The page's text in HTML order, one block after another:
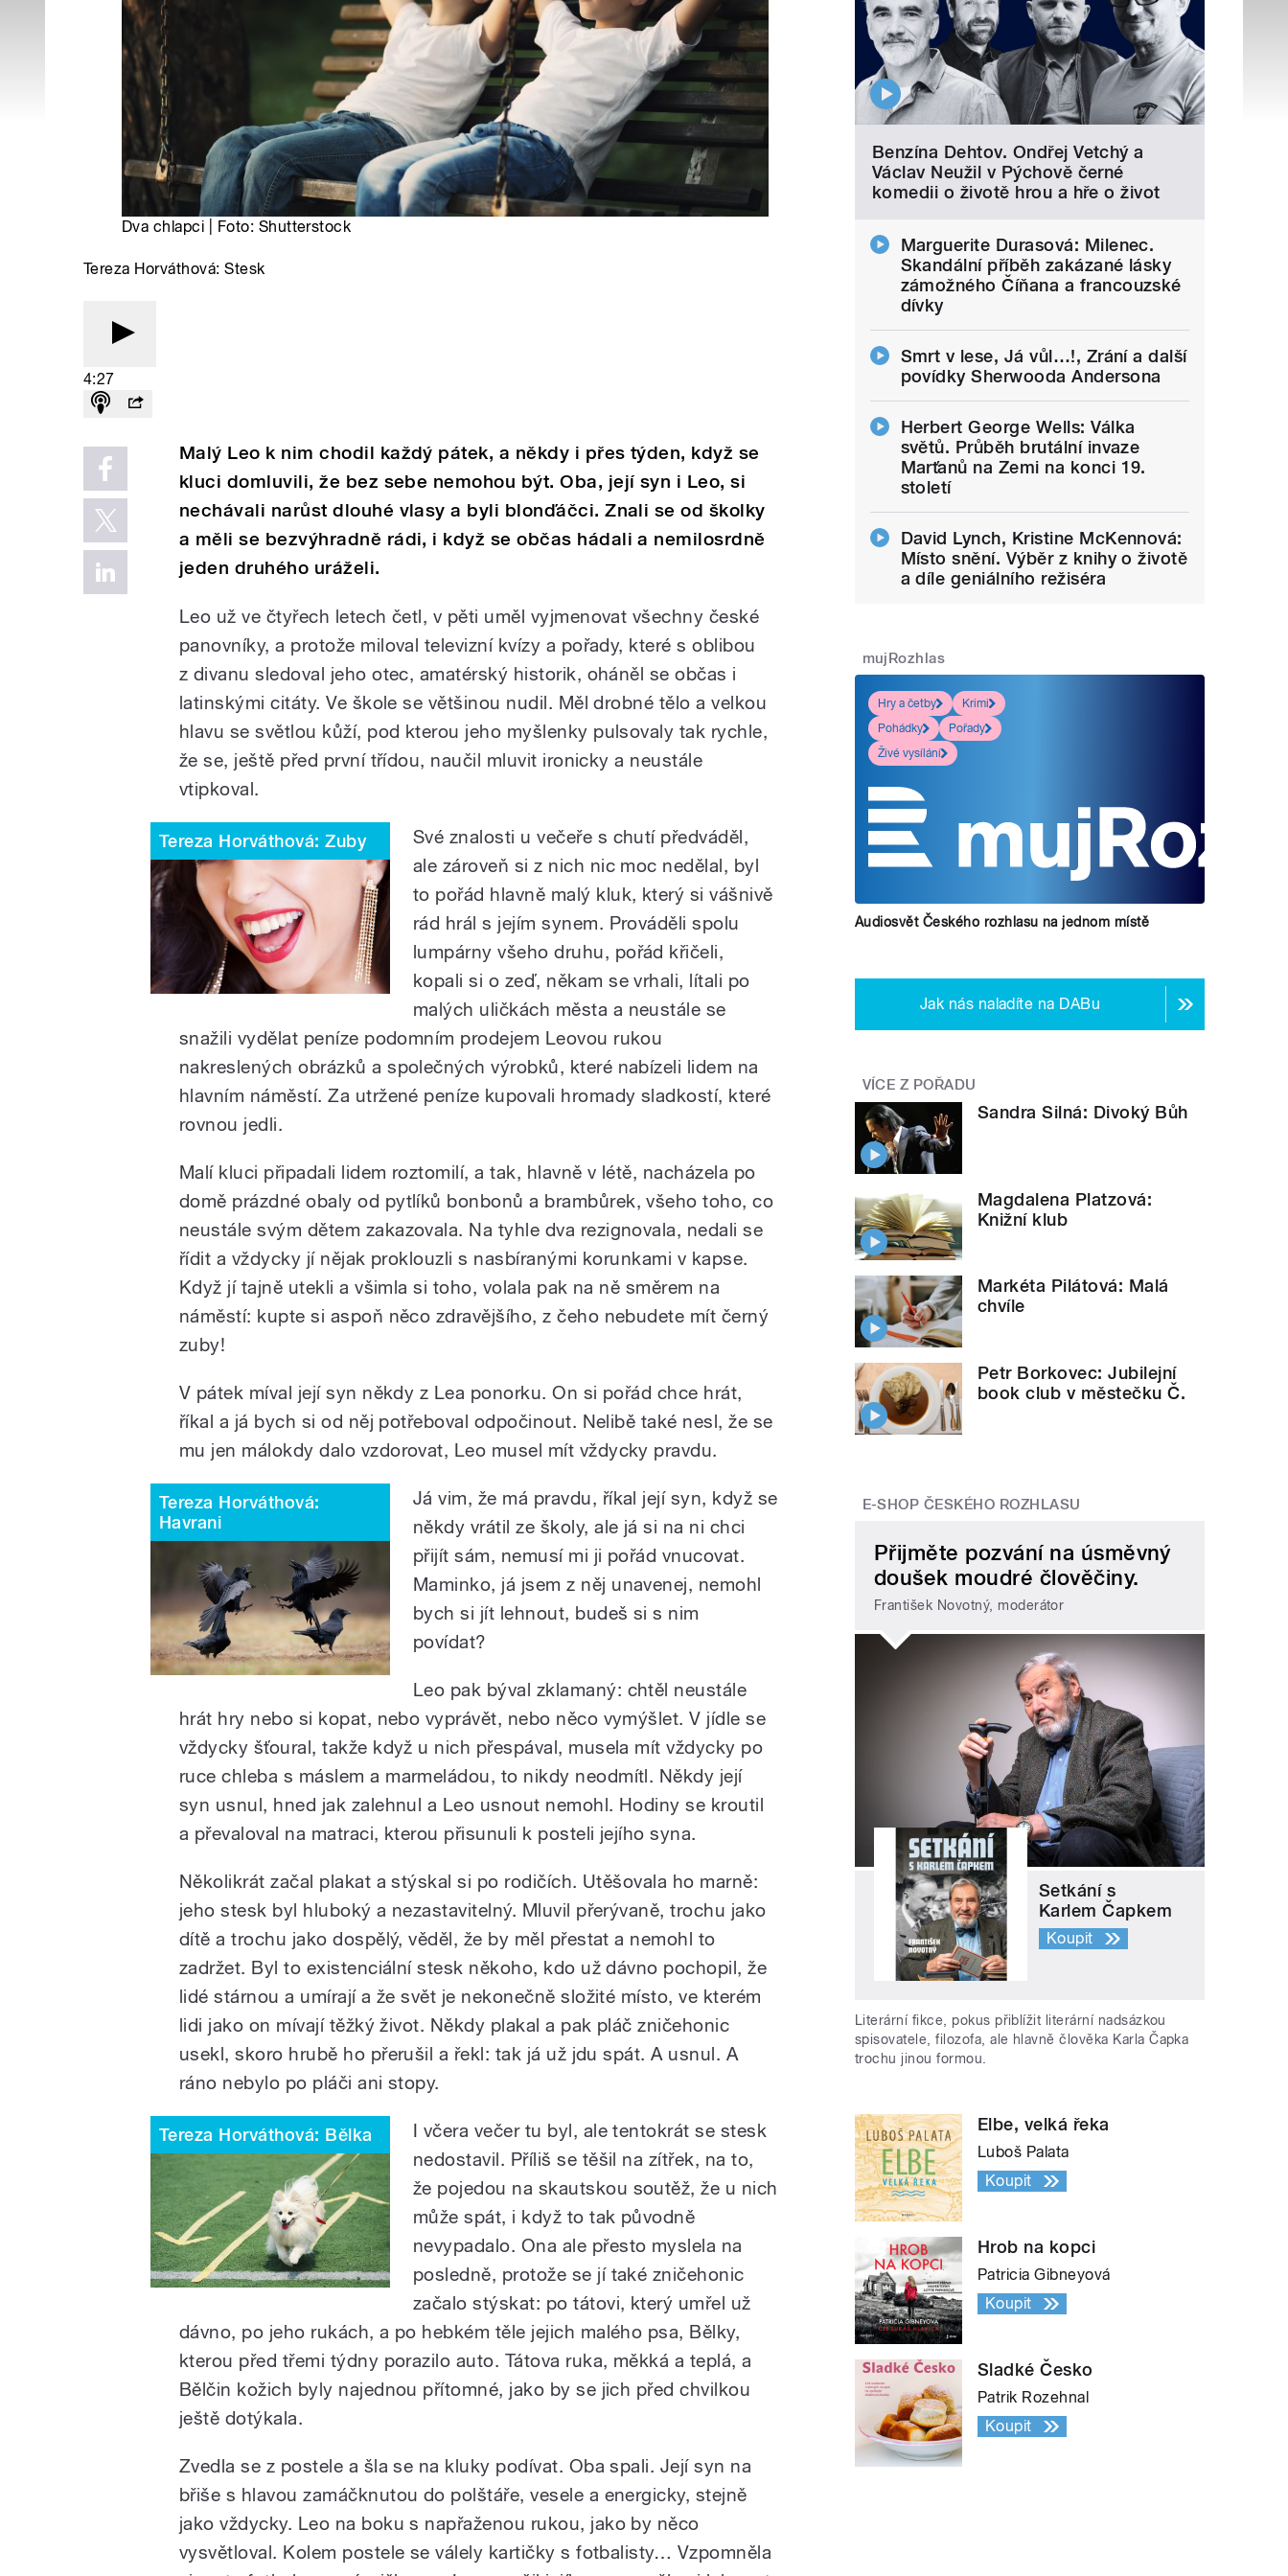
Dva chlapci | Foto: Shutterstock
Tereza Horváthová: Stesk
4:27
Malý Leo k nim chodil každý pátek, a někdy i přes týden, když se
kluci domluvili, že bez sebe nemohou být. Oba, její syn i Leo, si
nechávali narůst dlouhé vlasy a byli blonďáčci. Znali se od školky
a měli se bezvýhradně rádi, i když se občas hádali a nemilosrdně
jeden druhého uráželi.
Leo už ve čtyřech letech četl, v pěti uměl vyjmenovat všechny české
panovníky, a protože miloval televizní kvízy a pořady, které s oblibou
z divanu sledoval jeho otec, amatérský historik, oháněl se občas i
latinskými citáty. Ve škole se většinou nudil. Měl drobné tělo a velkou
hlavu se světlou kůží, pod kterou jeho myšlenky pulsovaly tak rychle,
že se, ještě před první třídou, naučil mluvit ironicky a neustále
vtipkoval.
Tereza Horváthová: Zuby
Své znalosti u večeře s chutí předváděl,
ale zároveň si z nich nic moc nedělal, byl
to pořád hlavně malý kluk, který si vášnivě
rád hrál s jejím synem. Prováděli spolu
lumpárny všeho druhu, pořád křičeli,
kopali si o zeď, někam se vrhali, lítali po
malých uličkách města a neustále se
snažili vydělat peníze podomním prodejem Leovou rukou
nakreslených obrázků a společných výrobků, které nabízeli lidem na
hlavním náměstí. Za utržené peníze kupovali hromady sladkostí, které
rovnou jedli.
Malí kluci připadali lidem roztomilí, a tak, hlavně v létě, nacházela po
domě prázdné obaly od pytlíků bonbonů a brambůrek, všeho toho, co
neustále svým dětem zakazovala. Na tyhle dva rezignovala, nedali se
řídit a vždycky jí nějak proklouzli s nasbíranými korunkami v kapse.
Když jí tajně utekli a všimla si toho, volala pak na ně směrem na
náměstí: kupte si aspoň něco zdravějšího, z čeho nebudete mít černý
zuby!
V pátek míval její syn někdy z Lea ponorku. On si pořád chce hrát,
říkal a já bych si od něj potřeboval odpočinout. Nelibě také nesl, že se
mu jen málokdy dalo vzdorovat, Leo musel mít vždycky pravdu.
Tereza Horváthová:
Havrani
Já vim, že má pravdu, říkal její syn, když se
někdy vrátil ze školy, ale já si na ni chci
přijít sám, nemusí mi ji pořád vnucovat.
Maminko, já jsem z něj unavenej, nemohl
bych si jít lehnout, budeš si s nim
povídat?
Leo pak býval zklamaný: chtěl neustále
hrát hry nebo si kopat, nebo vyprávět, nebo něco vymýšlet. V jídle se
vždycky šťoural, takže když u nich přespával, musela mít vždycky po
ruce chleba s máslem a marmeládou, to nikdy neodmítl. Někdy její
syn usnul, hned jak zalehnul a Leo usnout nemohl. Hodiny se kroutil
a převaloval na matraci, kterou přisunuli k posteli jejího syna.
Několikrát začal plakat a stýskal si po rodičích. Utěšovala ho marně:
jeho stesk byl hluboký a nezastavitelný. Mluvil přerývaně, trochu jako
dítě a trochu jako dospělý, věděl, že by měl přestat a nemohl to
zadržet. Byl to existenciální stesk někoho, kdo už dávno pochopil, že
lidé stárnou a umírají a že svět je nekonečně složité místo, ve kterém
lidi jako on mívají těžký život. Někdy plakal a pak pláč zničehonic
usekl, skoro hrubě ho přerušil a řekl: tak já už jdu spát. A usnul. A
ráno nebylo po pláči ani stopy.
Tereza Horváthová: Bělka
I včera večer tu byl, ale tentokrát se stesk
nedostavil. Příliš se těšil na zítřek, na to,
že pojedou na skautskou soutěž, že u nich
může spát, i když to tak původně
nevypadalo. Ona ale přesto myslela na
posledně, protože se jí také zničehonic
začalo stýskat: po tátovi, který umřel už
dávno, po jeho rukách, a po hebkém těle jejich malého psa, Bělky,
kterou před třemi týdny porazilo auto. Tátova ruka, měkká a teplá, a
Bělčin kožich byly najednou přítomné, jako by se jich před chvilkou
ještě dotýkala.
Zvedla se z postele a šla se na kluky podívat. Oba spali. Její syn na
břiše s hlavou zamáčknutou do polštáře, vesele a energicky, stejně
jako vždycky. Leo na boku s napřaženou rukou, jako by něco
vysvětloval. Kolem postele se válely kartičky s fotbalisty… Vzpomněla
Benzína Dehtov. Ondřej Vetchý a
Václav Neužil v Pýchově černé
komedii o životě hrou a hře o život
Marguerite Durasová: Milenec.
Skandální příběh zakázané lásky
zámožného Číňana a francouzské
dívky
Smrt v lese, Já vůl…!, Zrání a další
povídky Sherwooda Andersona
Herbert George Wells: Válka
světů. Průběh brutální invaze
Marťanů na Zemi na konci 19.
století
David Lynch, Kristine McKennová:
Místo snění. Výběr z knihy o životě
a díle geniálního režiséra
mujRozhlas
Hry a četby
Krimi
Pohádky
Pořady
Živé vysílání
Audiosvět Českého rozhlasu na jednom místě
Jak nás naladíte na DABu
VÍCE Z POŘADU
Sandra Silná: Divoký Bůh
Magdalena Platzová:
Knižní klub
Markéta Pilátová: Malá
chvíle
Petr Borkovec: Jubilejní
book club v městečku Č.
E-SHOP ČESKÉHO ROZHLASU
Přijměte pozvání na úsměvný
doušek moudré člověčiny.
František Novotný, moderátor
Setkání s
Karlem Čapkem
Koupit
Literární fikce, pokus přiblížit literární nadsázkou
spisovatele, filozofa, ale hlavně člověka Karla Čapka
trochu jinou formou.
Elbe, velká řeka
Luboš Palata
Koupit
Hrob na kopci
Patricia Gibneyová
Koupit
Sladké Česko
Patrik Rozehnal
Koupit